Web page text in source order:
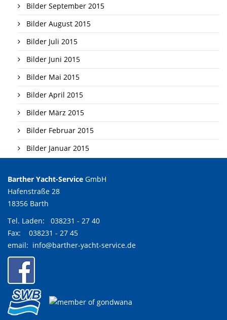
Bilder September 2015
Bilder August 2015
Bilder Juli 2015
Bilder Juni 2015
Bilder Mai 2015
Bilder April 2015
Bilder März 2015
Bilder Februar 2015
Bilder Januar 2015
Barther Yacht-Service GmbH
Hafenstraße 28
18356 Barth
Tel. Laden: 038231 - 27 40
Fax: 038231 - 27 45
email: info@barther-yacht-service.de